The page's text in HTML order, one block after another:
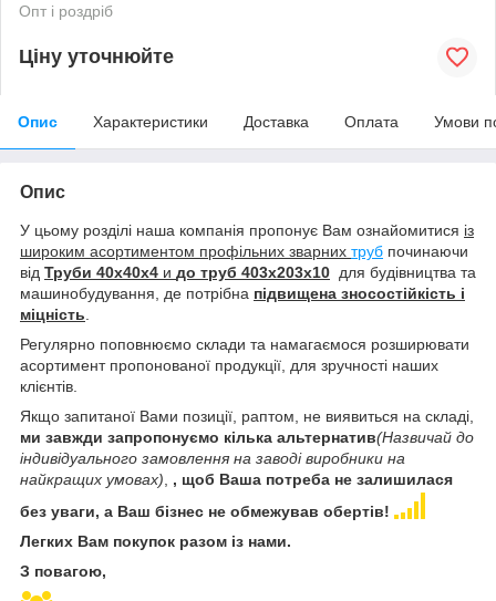
Опт і роздріб
Ціну уточнюйте
Опис Характеристики Доставка Оплата Умови
Опис
У цьому розділі наша компанія пропонує Вам ознайомитися із
широким асортиментом профільних зварних труб починаючи
від Труби 40х40х4 и до труб 403х203х10 для будівництва та
машинобудування, де потрібна підвищена зносостійкість і
міцність
Регулярно поповнюємо склади та намагаємося розширювати
асортимент пропонованої продукції, для зручності наших
клієнтів.
Якщо запитаної Вами позиції, раптом, не виявиться на складі,
ми завжди запропонуємо кілька альтернатив(Назвичай до
індивідуального замовлення на заводі виробники на
найкращих умовах)
, щоб Ваша потреба не залишилася
без уваги, а Ваш бізнес не обмежував обертів!
Легких Вам покупок разом із нами.
З повагою,